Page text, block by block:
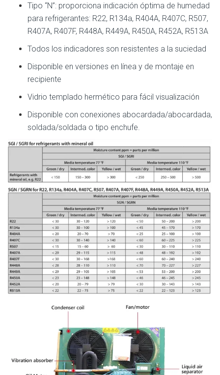
Tipo “N”: proporciona indicación óptima de humedad
para refrigerantes: R22, R134a, R404A, R407C, R507,
R407A, R407F, R448A, R449A, R450A, R452A, R513A
Todos los indicadores son resistentes a la suciedad
Disponible en versiones en línea y de montaje en
recipiente
Vidrio templado hermético para fácil visualización
Disponible con conexiones abocardada/abocardada,
soldada/soldada o tipo enchufe.